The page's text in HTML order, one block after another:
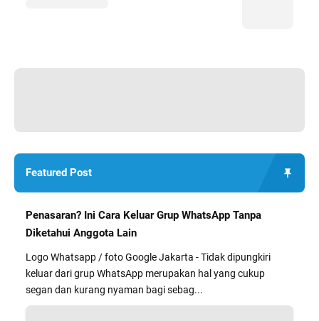
Featured Post
Penasaran? Ini Cara Keluar Grup WhatsApp Tanpa
Diketahui Anggota Lain
Logo Whatsapp / foto Google Jakarta - Tidak dipungkiri
keluar dari grup WhatsApp merupakan hal yang cukup
segan dan kurang nyaman bagi sebag...